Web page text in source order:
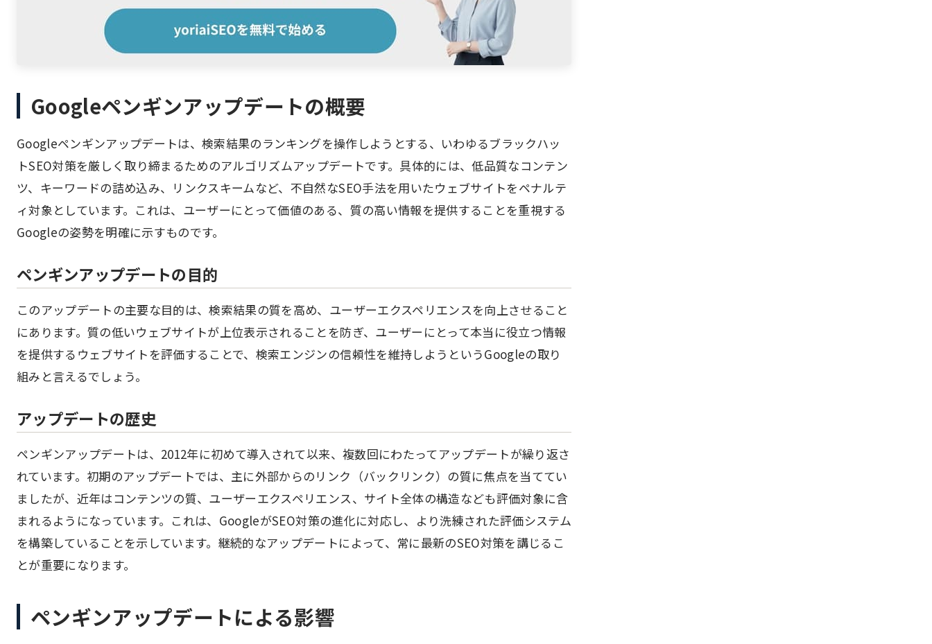
Googleペンギンアップデートの概要
Googleペンギンアップデートは、検索結果のランキングを操作しようとする、いわゆるブラックハッ
トSEO対策を厳しく取り締まるためのアルゴリズムアップデートです。具体的には、低品質なコンテン
ツ、キーワードの詰め込み、リンクスキームなど、不自然なSEO手法を用いたウェブサイトをペナルテ
ィ対象としています。これは、ユーザーにとって価値のある、質の高い情報を提供することを重視する
Googleの姿勢を明確に示すものです。
ペンギンアップデートの目的
このアップデートの主要な目的は、検索結果の質を高め、ユーザーエクスペリエンスを向上させること
にあります。質の低いウェブサイトが上位表示されることを防ぎ、ユーザーにとって本当に役立つ情報
を提供するウェブサイトを評価することで、検索エンジンの信頼性を維持しようというGoogleの取り
組みと言えるでしょう。
アップデートの歴史
ペンギンアップデートは、2012年に初めて導入されて以来、複数回にわたってアップデートが繰り返さ
れています。初期のアップデートでは、主に外部からのリンク（バックリンク）の質に焦点を当ててい
ましたが、近年はコンテンツの質、ユーザーエクスペリエンス、サイト全体の構造なども評価対象に含
まれるようになっています。これは、GoogleがSEO対策の進化に対応し、より洗練された評価システム
を構築していることを示しています。継続的なアップデートによって、常に最新のSEO対策を講じるこ
とが重要になります。
ペンギンアップデートによる影響